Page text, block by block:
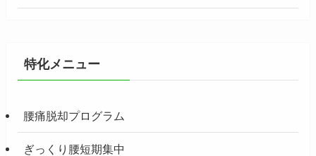
特化メニュー
腰痛脱却プログラム
ぎっくり腰短期集中